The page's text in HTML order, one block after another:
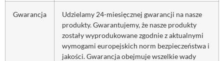
Gwarancja
Udzielamy 24-miesięcznej gwarancji na nasze
produkty. Gwarantujemy, że nasze produkty
zostały wyprodukowane zgodnie z aktualnymi
wymogami europejskich norm bezpieczeństwa i
jakości. Gwarancja obejmuje wszelkie wady